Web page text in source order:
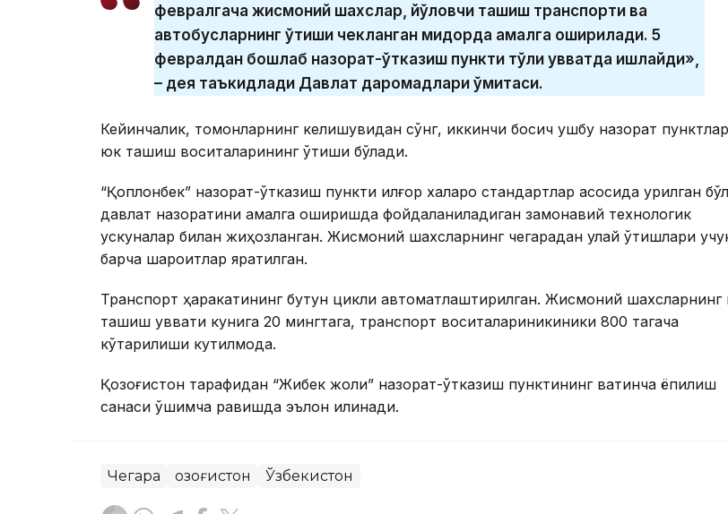
февралгача жисмоний шахслар, йўловчи ташиш транспорти ва
автобусларнинг ўтиши чекланган миқдорда амалга оширилади. 5
февралдан бошлаб назорат-ўтказиш пункти тўлиқ қувватда ишлайди»,
– дея таъкидлади Давлат даромадлари қўмитаси.
Кейинчалик, томонларнинг келишувидан сўнг, иккинчи босқич ушбу назорат
юк ташиш воситаларининг ўтиши бўлади.
“Қоплонбек” назорат-ўтказиш пункти илғор халқаро стандартлар асосида қурилган
давлат назоратини амалга оширишда фойдаланиладиган замонавий технологик
ускуналар билан жиҳозланган. Жисмоний шахсларнинг чегарадан қулай ўтишлари
барча шароитлар яратилган.
Транспорт ҳаракатининг бутун цикли автоматлаштирилган. Жисмоний
ташиш қуввати кунига 20 мингтага, транспорт воситалариникиники 800 тагача
кўтарилиши кутилмоқда.
Қозоғистон тарафидан “Жибек жоли” назорат-ўтказиш пунктининг вақтинча ёпилиш
санаси қўшимча равишда эълон қилинади.
Чегара Қозоғистон Ўзбекистон